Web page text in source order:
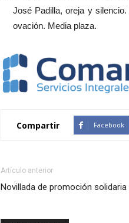
José Padilla, oreja y
ovación. Media plaza.
Compartir Facebook
Artículo anterior
Novillada de promoción solidaria